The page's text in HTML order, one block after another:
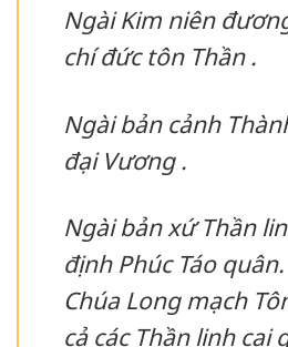
Ngài Kim niên
chí đức tôn Thần .
Ngài bản cảnh
đại Vương .
Ngài bản xứ Thần
định Phúc Táo
Chúa Long mạch
cả các Thần linh cai